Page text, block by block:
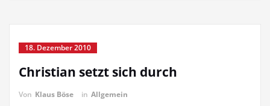
18. Dezember 2010
Christian setzt sich durch
Von Klaus Böse in Allgemein